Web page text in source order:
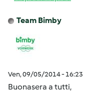
Team Bimby
Ven, 09/05/2014 - 16:23
Buonasera a tutti,